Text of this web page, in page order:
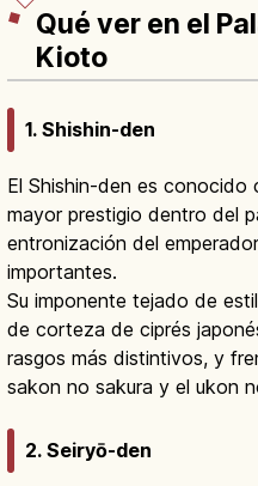
Qué ver en el
Kioto
1. Shishin-den
El Shishin-den es conocido
mayor prestigio dentro del
entronización del
importantes.
Su imponente tejado de
de corteza de ciprés
rasgos más distintivos, y
sakon no sakura y el ukon
2. Seiryō-den